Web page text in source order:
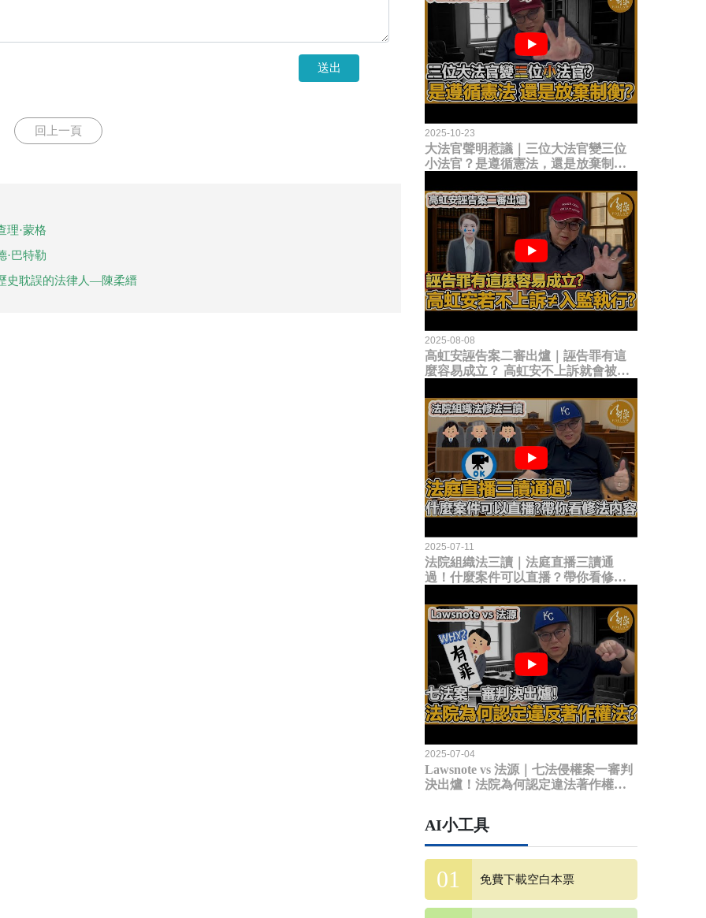
送出
回上一頁
理·蒙格
·巴特勒
史耽誤的法律人—陳柔縉
2025-10-23
大法官聲明惹議｜三位大法官變三位
小法官？是遵循憲法，還是放棄制衡
2025-08-08
高虹安誣告案二審出爐｜誣告罪有這
麼容易成立？ 高虹安不上訴就會被
2025-07-11
法院組織法三讀｜法庭直播三讀通
過！什麼案件可以直播？帶你看修法
2025-07-04
Lawsnote vs 法源｜七法侵權案一審判
決出爐！法院為何認定違法著作權
AI小工具
免費下載空白本票